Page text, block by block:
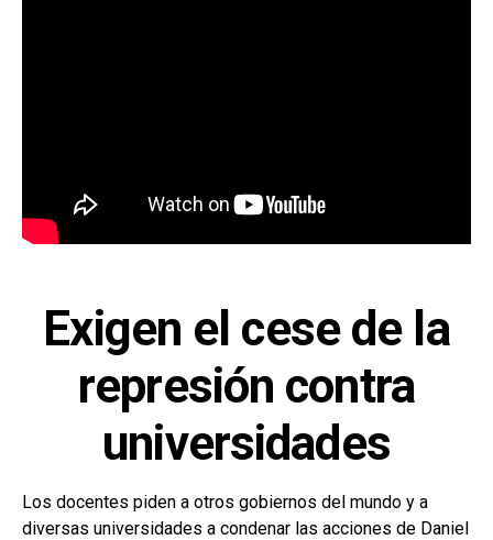
Exigen el cese de la
represión contra
universidades
Los docentes piden a otros gobiernos del mundo y a
diversas universidades a condenar las acciones de Daniel